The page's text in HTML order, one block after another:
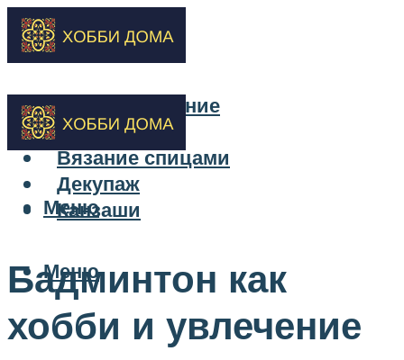
Бисероплетение
Вышивка
Вязание спицами
Декупаж
Канзаши
Меню
Меню
Бадминтон как
хобби и увлечение